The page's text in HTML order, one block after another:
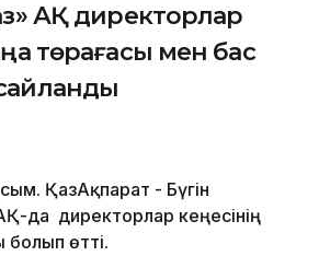
АҚ директорлар
төрағасы мен бас
ҚазАқпарат - Бүгін
да директорлар кеңесінің
өтті.